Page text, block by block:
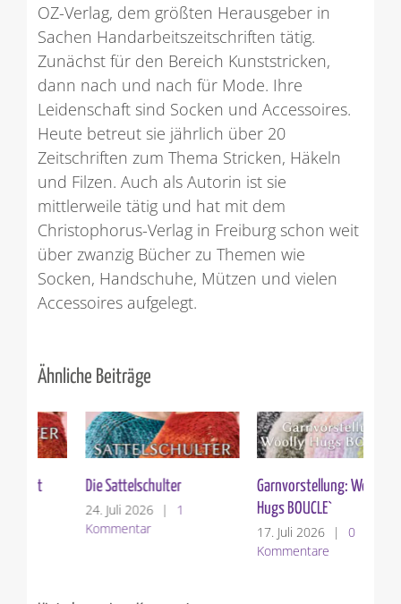
OZ-Verlag, dem größten Herausgeber in
Sachen Handarbeitszeitschriften tätig.
Zunächst für den Bereich Kunststricken,
dann nach und nach für Mode. Ihre
Leidenschaft sind Socken und Accessoires.
Heute betreut sie jährlich über 20
Zeitschriften zum Thema Stricken, Häkeln
und Filzen. Auch als Autorin ist sie
mittlerweile tätig und hat mit dem
Christophorus-Verlag in Freiburg schon weit
über zwanzig Bücher zu Themen wie
Socken, Handschuhe, Mützen und vielen
Accessoires aufgelegt.
Ähnliche Beiträge
Die Sattelschulter
24. Juli 2026
| 1
Kommentar
Garnvorstellung: Woolly
Hugs BOUCLE`
17. Juli 2026
| 0
Kommentare